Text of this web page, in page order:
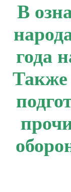
В
года
Также